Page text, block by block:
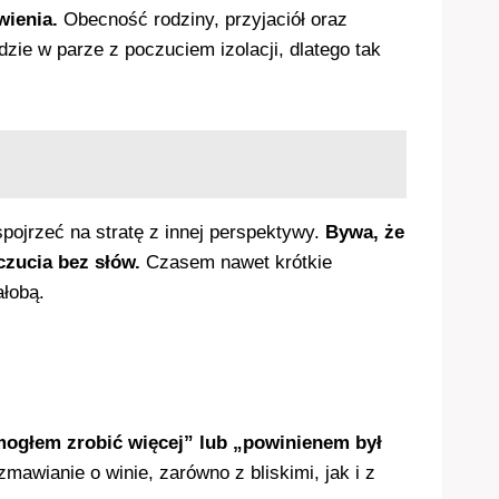
Obecność rodziny, przyjaciół oraz
w parze z poczuciem izolacji, dlatego tak
na stratę z innej perspektywy. Bywa, że
bez słów. Czasem nawet krótkie
zrobić więcej” lub „powinienem był
o winie, zarówno z bliskimi, jak i z